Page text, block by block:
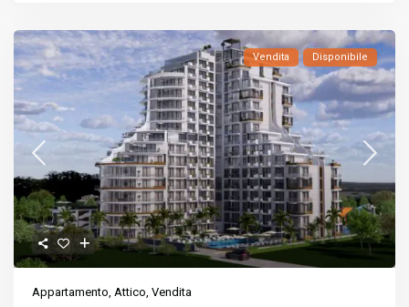
Vendita Disponibile
Appartamento,Attico,Vendita